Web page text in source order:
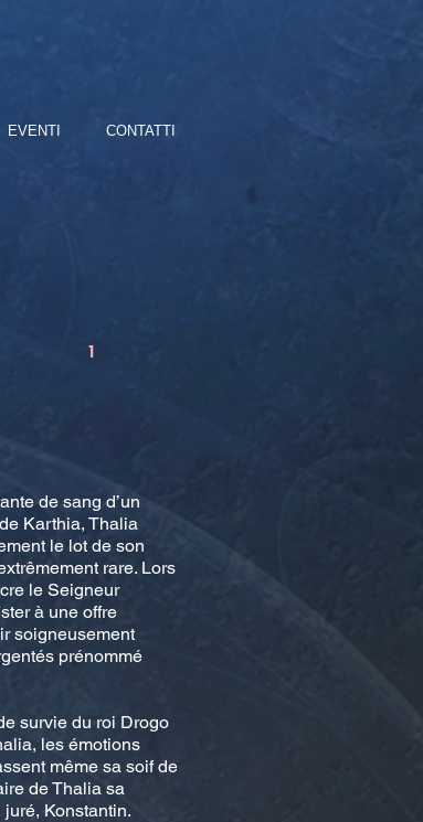
EVENTI CONTATTI
1
de sang d’un
Karthia, Thalia
le lot de son
rare. Lors
le Seigneur
à une offre
soigneusement
prénommé
survie du roi Drogo
les émotions
même sa soif de
de Thalia sa
Konstantin.